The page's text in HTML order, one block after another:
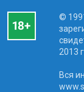
©
2013
Вся